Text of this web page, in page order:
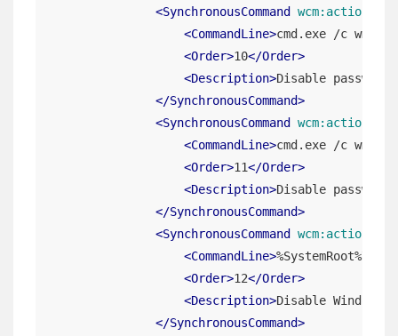
<SynchronousCommand wcm:action
<CommandLine>cmd.exe /c wmic
<Order>10</Order>
<Description>Disable
</SynchronousCommand>
<SynchronousCommand wcm:action
<CommandLine>cmd.exe /c wmic
<Order>11</Order>
<Description>Disable
</SynchronousCommand>
<SynchronousCommand wcm:action
<CommandLine>
<Order>12</Order>
<Description>Disable Windows
</SynchronousCommand>